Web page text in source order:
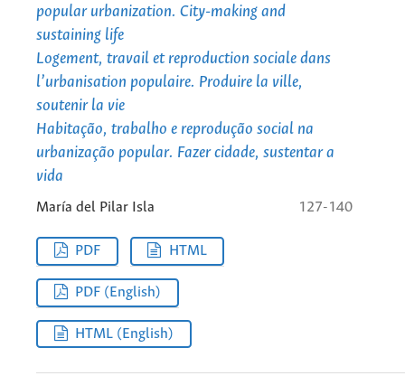
popular urbanization. City-making and
sustaining life
Logement, travail et reproduction sociale dans
l’urbanisation populaire. Produire la ville,
soutenir la vie
Habitação, trabalho e reprodução social na
urbanização popular. Fazer cidade, sustentar a
vida
María del Pilar Isla 127-140
PDF HTML
PDF (English)
HTML (English)